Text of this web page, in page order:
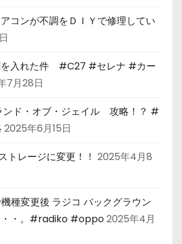
コンが不調をＤＩＹで修理してい
を入れた件 #C27 #セレナ #カー
7月28日
ンド・オブ・ジェイル 攻略！？ #
2025年6月15日
トレージに変更！！ 2025年4月8
種変更後 ラジコ バックグラウン
・・。#radiko #oppo2025年4月